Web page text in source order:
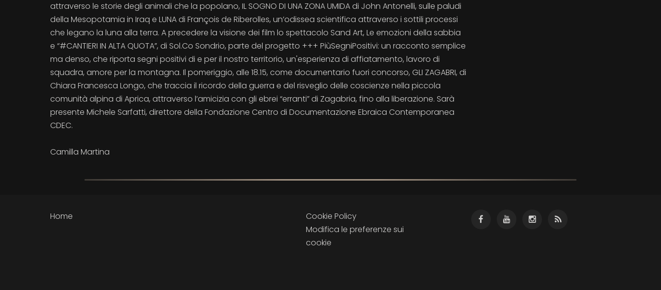
attraverso le storie degli animali che la popolano, IL SOGNO DI UNA ZONA UMIDA di John Antonelli, sulle paludi
della Mesopotamia in Iraq e LUNA di François de Riberolles, un’odissea scientifica attraverso i sottili processi
che legano la luna alla terra. A precedere la visione dei film lo spettacolo Sand Art, Le emozioni della sabbia
e “#CANTIERI IN ALTA QUOTA”, di Sol.Co Sondrio, parte del progetto +++ PiùSegniPositivi: un racconto semplice
ma denso, che riporta segni positivi di e per il nostro territorio, un'esperienza di affiatamento, lavoro di
squadra, amore per la montagna. Il pomeriggio, alle 18.15, come documentario fuori concorso, GLI ZAGABRI, di
Chiara Francesca Longo, che traccia il ricordo della guerra e del risveglio delle coscienze nella piccola
comunità alpina di Aprica, attraverso l’amicizia con gli ebrei “erranti” di Zagabria, fino alla liberazione. Sarà
presente Michele Sarfatti, direttore della Fondazione Centro di Documentazione Ebraica Contemporanea
CDEC.
Camilla Martina
Home
Cookie Policy
Modifica le preferenze sui
cookie